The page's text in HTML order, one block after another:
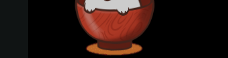
函数和方法中的隐式 Deref 转换
连续的隐式 Deref 转换
Deref 规则总结
引用归一化